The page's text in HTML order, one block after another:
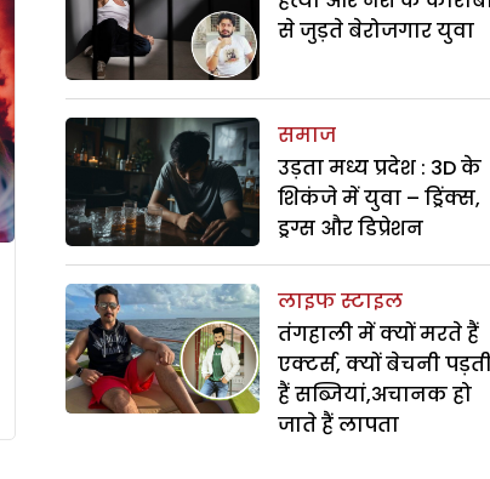
से जुड़ते बेरोजगार युवा
समाज
उड़ता मध्य प्रदेश : 3D के
शिकंजे में युवा – ड्रिंक्स,
ड्रग्स और डिप्रेशन
लाइफ स्टाइल
तंगहाली में क्यों मरते हैं
एक्टर्स, क्यों बेचनी
हैं सब्जियां,अचानक हो
जाते हैं लापता